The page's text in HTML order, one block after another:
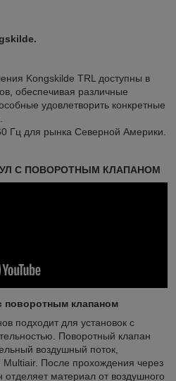
Kongskilde TRL доступны в
обеспечивая различные
удовлетворить конкретные
Гц для рынка Северной Америки.
С ПОВОРОТНЫМ КЛАПАНОМ
поворотным клапаном
подходит для установок с
Поворотный клапан
воздушный поток,
Multiair. После прохождения через
отделяет материал от воздушного